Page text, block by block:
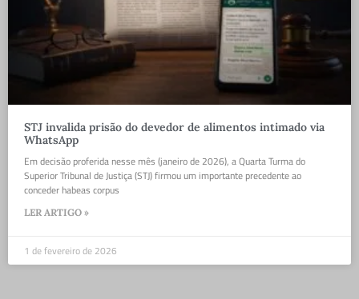
STJ invalida prisão do devedor de alimentos intimado via
WhatsApp
Em decisão proferida nesse mês (janeiro de 2026), a Quarta Turma do
Superior Tribunal de Justiça (STJ) firmou um importante precedente ao
conceder habeas corpus
LER ARTIGO »
1 de fevereiro de 2026